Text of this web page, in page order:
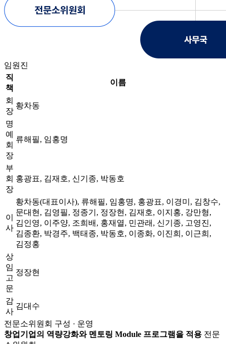
임원진
직
책
이름
회
장
황차동
명
예
회
장
류해필, 임홍명
부
회
장
홍광표, 김재호, 신기종, 박동호
이
사
황차동(대표이사), 류해필, 임홍명, 홍광표, 이경미, 김창수,
문대현, 김영필, 정종기, 정장현, 김재호, 이지홍, 강만형,
김인영, 이주양, 조희배, 홍재열, 민관래, 신기종, 고영진,
김종환, 박경주, 백태종, 박동호, 이종화, 이진희, 이근희,
김정홍
상
임
고
문
정장현
감
사
김대수
전문소위원회 구성 · 운영
창업기업의 역량강화와 멘토링 Module 프로그램을 적용 전문